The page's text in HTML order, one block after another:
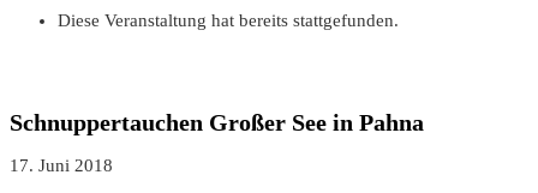
Diese Veranstaltung hat bereits stattgefunden.
Schnuppertauchen Großer See in Pahna
17. Juni 2018